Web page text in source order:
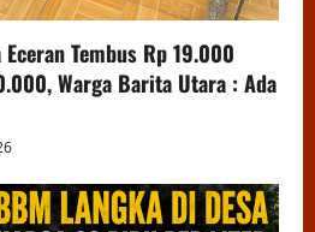
Tembus Rp 19.000
Warga Barita Utara : Ada